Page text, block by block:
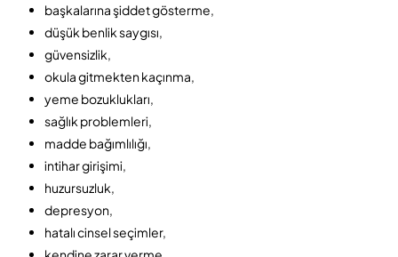
başkalarına şiddet gösterme,
düşük benlik saygısı,
güvensizlik,
okula gitmekten kaçınma,
yeme bozuklukları,
sağlık problemleri,
madde bağımlılığı,
intihar girişimi,
huzursuzluk,
depresyon,
hatalı cinsel seçimler,